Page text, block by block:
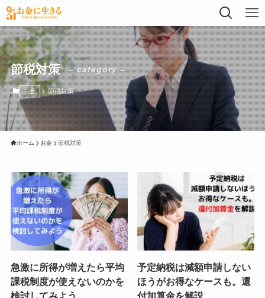
節税対策 – category –
お金 節税対策
ホーム お金 節税対策
急激に所得が増えたら平均
課税制度が使えないのかを
検討してみよう。
予定納税は減額申請しない
ほうがお得なケースも。還
付加算金を解説